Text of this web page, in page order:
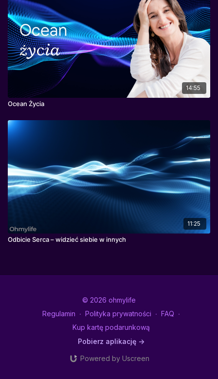
14:55
Ocean Życia
11:25
Odbicie Serca – widzieć siebie w innych
© 2026 ohmylife
Regulamin ∙ Polityka prywatności ∙ FAQ ∙
Kup kartę podarunkową
Pobierz aplikację ->
Powered by Uscreen